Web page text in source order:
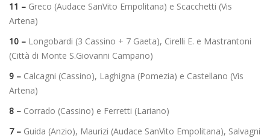
11 – Greco (Audace SanVito Empolitana) e Scacchetti (Vis
Artena)
10 – Longobardi (3 Cassino + 7 Gaeta), Cirelli E. e Mastrantoni
(Città di Monte S.Giovanni Campano)
9 – Calcagni (Cassino), Laghigna (Pomezia) e Castellano (Vis
Artena)
8 – Corrado (Cassino) e Ferretti (Lariano)
7 – Guida (Anzio), Maurizi (Audace SanVito Empolitana), Salvagni